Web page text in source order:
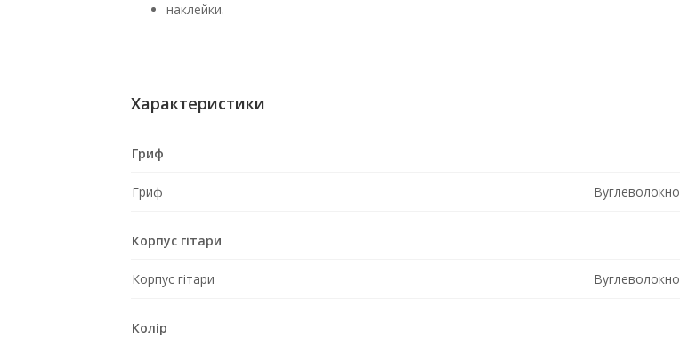
наклейки.
Характеристики
Гриф
Гриф Вуглеволокно
Корпус гітари
Корпус гітари Вуглеволокно
Колір